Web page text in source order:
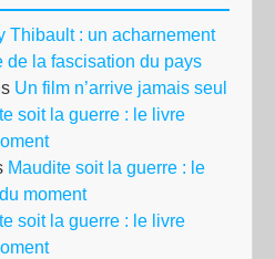
Thibault : un acharnement
de la fascisation du pays
Un film n’arrive jamais seul
soit la guerre : le livre
Maudite soit la guerre : le
moment
soit la guerre : le livre